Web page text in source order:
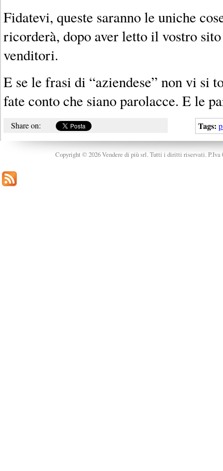
Fidatevi, queste saranno le uniche
ricorderà, dopo aver letto il vostro
venditori.
E se le frasi di “aziendese” non vi si
fate conto che siano parolacce. E le
Tags:
Share on:
Copyright © 2026 Vendere di più srl. Tutti i diritti riservati. P.Iva